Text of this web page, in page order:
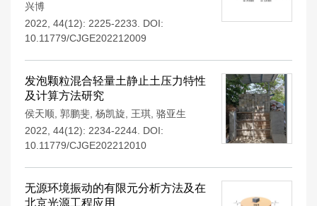
兴博
2022, 44(12): 2225-2233.
DOI:
10.11779/CJGE202212009
发泡颗粒混合轻量土静止土压力特性
及计算方法研究
侯天顺 郭鹏斐 杨凯旋 王琪 骆亚生
2022, 44(12): 2234-2244. DOI:
10.11779/CJGE202212010
无源环境振动的有限元分析方法及在
北京光源工程应用